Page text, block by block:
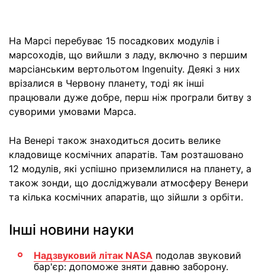
На Марсі перебуває 15 посадкових модулів і
марсоходів, що вийшли з ладу, включно з першим
марсіанським вертольотом Ingenuity. Деякі з них
врізалися в Червону планету, тоді як інші
працювали дуже добре, перш ніж програли битву з
суворими умовами Марса.
На Венері також знаходиться досить велике
кладовище космічних апаратів. Там розташовано
12 модулів, які успішно приземлилися на планету, а
також зонди, що досліджували атмосферу Венери
та кілька космічних апаратів, що зійшли з орбіти.
Інші новини науки
Надзвуковий літак NASA подолав звуковий
бар'єр: допоможе зняти давню заборону.